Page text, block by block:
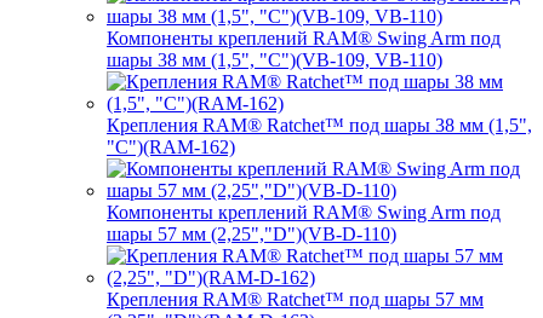
Компоненты креплений RAM® Swing Arm под
шары 38 мм (1,5", "C")(VB-109, VB-110)
Крепления RAM® Ratchet™ под шары 38 мм (1,5",
"C")(RAM-162)
Компоненты креплений RAM® Swing Arm под
шары 57 мм (2,25","D")(VB-D-110)
Крепления RAM® Ratchet™ под шары 57 мм